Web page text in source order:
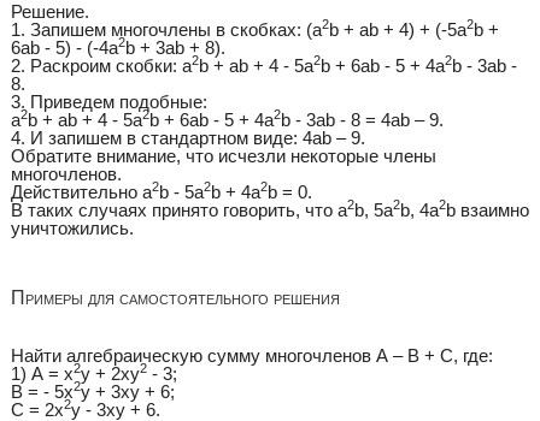
Решение.
1. Запишем многочлены в скобках: (а2b + аb + 4) + (-5a2b +
6ab - 5) - (-4a2b + 3ab + 8).
2. Раскроим скобки: а2b + аb + 4 - 5a2b + 6ab - 5 + 4a2b - 3ab -
8.
3. Приведем подобные:
а2b + аb + 4 - 5a2b + 6ab - 5 + 4a2b - 3ab - 8 = 4ab – 9.
4. И запишем в стандартном виде: 4ab – 9.
Обратите внимание, что исчезли некоторые члены
многочленов.
Действительно а2b - 5a2b + 4a2b = 0.
В таких случаях принято говорить, что a2b, 5a2b, 4a2b взаимно
уничтожились.
Примеры для самостоятельного решения
Найти алгебраическую сумму многочленов А – В + С, где:
1) А = х2у + 2ху2- 3;
В = - 5х2у + 3ху + 6;
С = 2х2у - 3ху + 6.